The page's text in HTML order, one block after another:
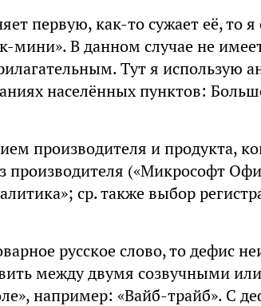
первую, как-то сужает её, то
мини». В данном случае не
Тут я использую
населённых пунктов:
производителя и продукта,
производителя («Микрософт
ср. также выбор
русское слово, то дефис
между двумя созвучными
например: «Вайб-трайб». С